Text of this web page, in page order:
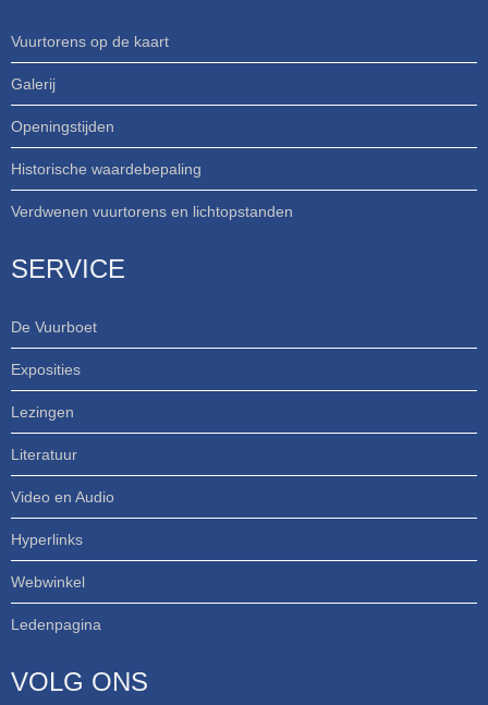
Vuurtorens op de kaart
Galerij
Openingstijden
Historische waardebepaling
Verdwenen vuurtorens en lichtopstanden
SERVICE
De Vuurboet
Exposities
Lezingen
Literatuur
Video en Audio
Hyperlinks
Webwinkel
Ledenpagina
VOLG ONS